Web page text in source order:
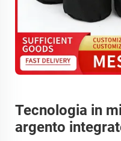
Tecnologia in
argento